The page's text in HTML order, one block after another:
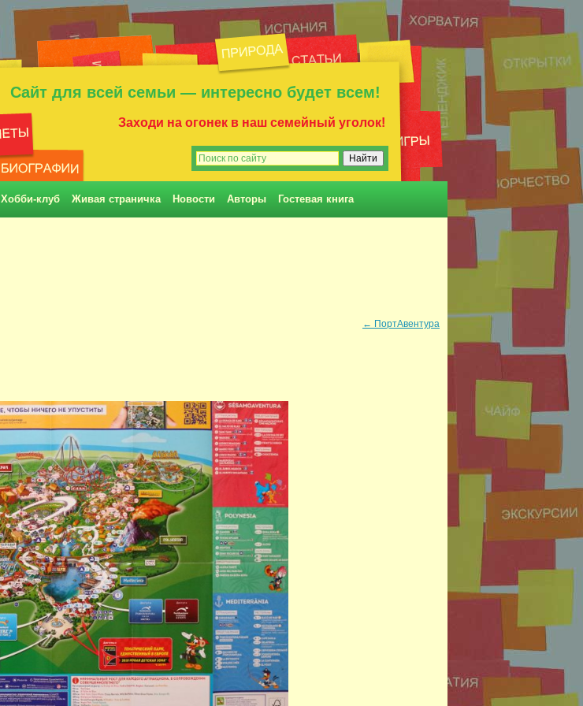
Сайт для всей семьи — интересно будет всем!
Заходи на огонек в наш семейный уголок!
Хобби-клуб Живая страничка Новости Авторы Гостевая книга
← ПортАвентура